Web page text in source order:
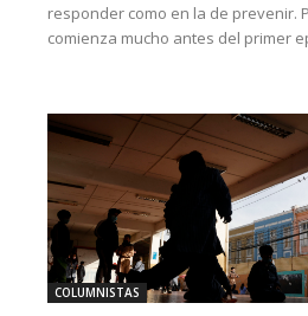
responder como en la de prevenir.
comienza mucho antes del primer
COLUMNISTAS